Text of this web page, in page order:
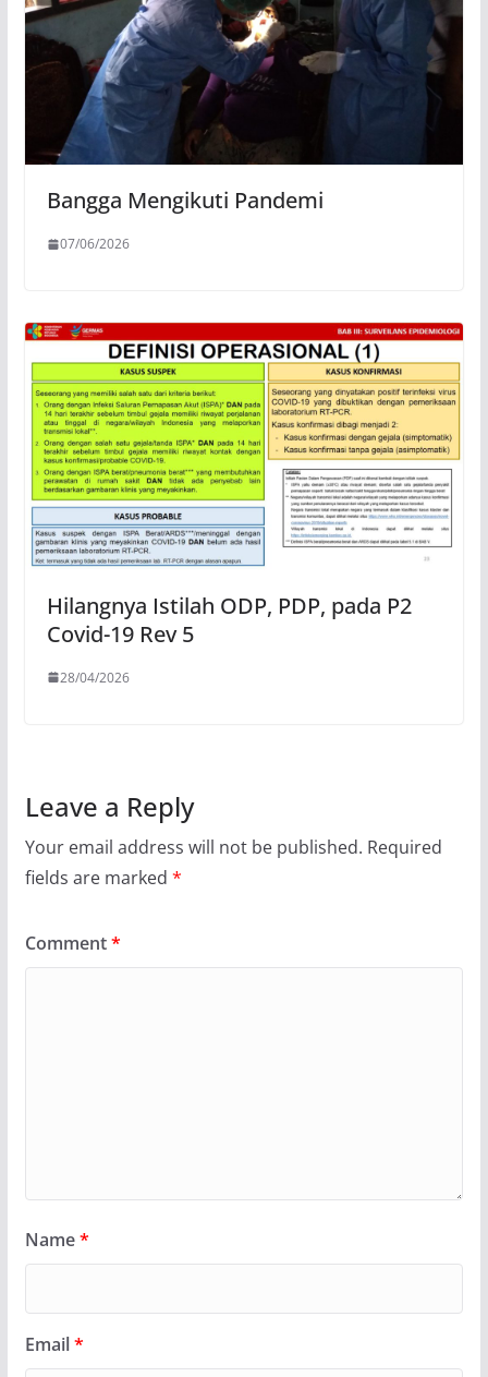
Bangga Mengikuti Pandemi
07/06/2026
Hilangnya Istilah ODP, PDP, pada P2
Covid-19 Rev 5
28/04/2026
Leave a Reply
Your email address will not be published. Required
fields are marked *
Comment*
Name*
Email*